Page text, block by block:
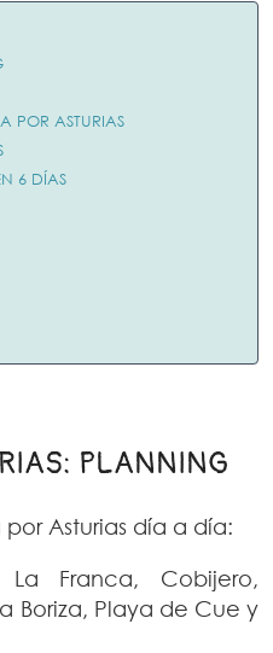
POR ASTURIAS
6 DÍAS
PLANNING
Asturias día a día:
Franca, Cobijero,
Boriza, Playa de Cue y